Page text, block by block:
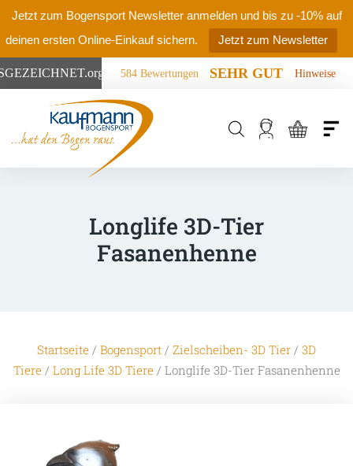
Jetzt zum Bogensport Newsletter anmelden und bis zu -10% auf
deinen ersten Online-Einkauf sichern.
Jetzt zum Newsletter
.org 584 Bewertungen SEHR GUT Hinweise
Products
search
Longlife 3D-Tier
Fasanenhenne
Startseite / Bogensport / Zielscheiben- 3D Tier / 3D
Tiere / Long Life 3D Tiere / Longlife 3D-Tier Fasanenhenne